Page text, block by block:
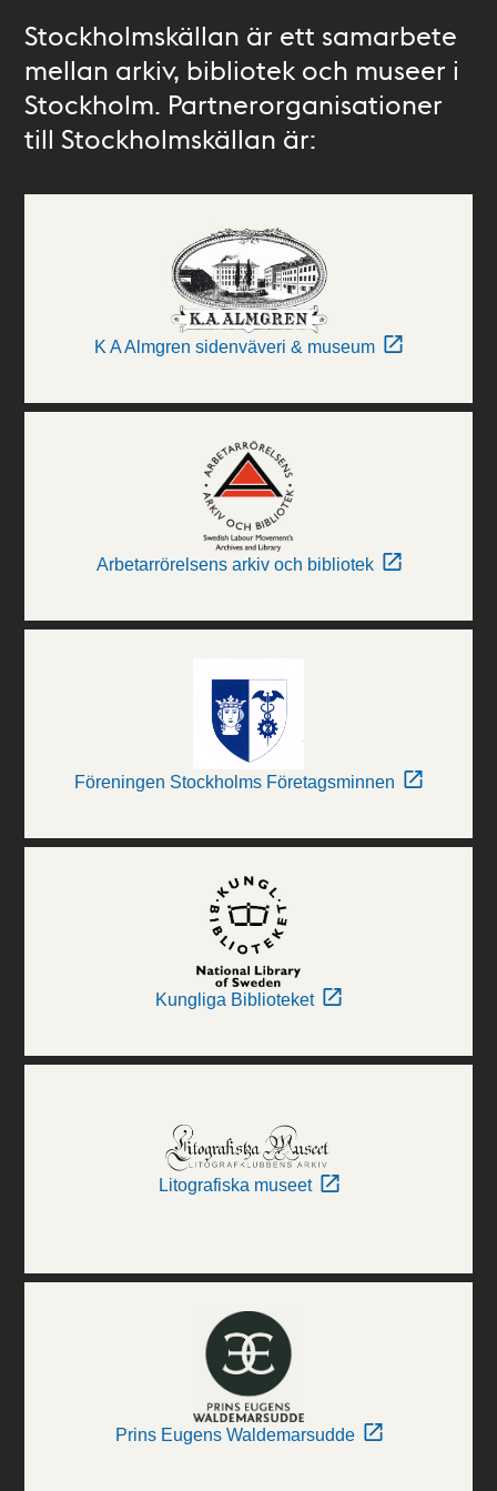
Stockholmskällan är ett samarbete
mellan arkiv, bibliotek och museer i
Stockholm. Partnerorganisationer
till Stockholmskällan är:
K A Almgren sidenväveri & museum
Arbetarrörelsens arkiv och bibliotek
Föreningen Stockholms Företagsminnen
Kungliga Biblioteket
Litografiska museet
Prins Eugens Waldemarsudde